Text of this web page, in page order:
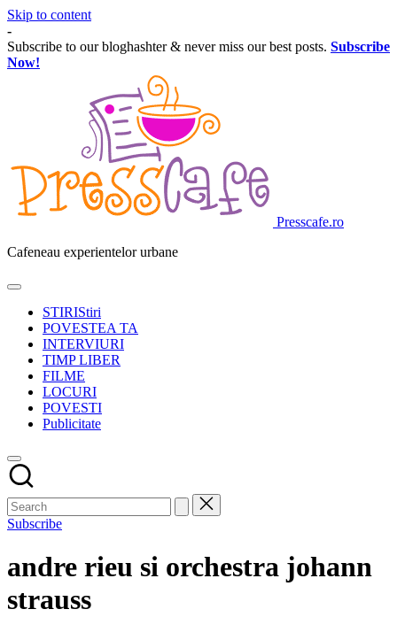
Skip to content
-
Subscribe to our bloghashter & never miss our best posts. Subscribe
Now!
Presscafe.ro
Cafeneau experientelor urbane
STIRIStiri
POVESTEA TA
INTERVIURI
TIMP LIBER
FILME
LOCURI
POVESTI
Publicitate
Subscribe
andre rieu si orchestra johann
strauss